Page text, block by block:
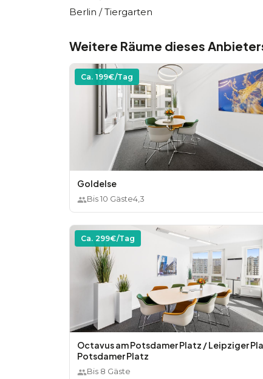
Berlin / Tiergarten
Weitere Räume dieses
Ca. 199€/Tag
Goldelse
Bis10 Gäste4,3
Ca. 299€/Tag
Octavus am Potsdamer Platz / Leipziger
Potsdamer Platz
Bis 8 Gäste